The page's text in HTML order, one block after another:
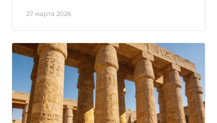
27 марта 2026